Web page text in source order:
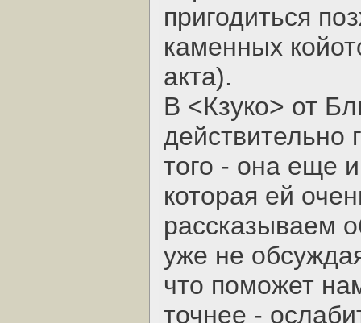
пригодиться
каменных
акта).
В <Кзуко> от
действительно
того - она еще
которая ей
рассказываем
уже не
что поможет
точнее -